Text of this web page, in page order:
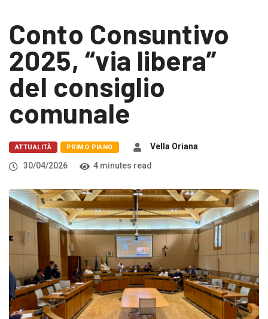
Conto Consuntivo
2025, “via libera”
del consiglio
comunale
ATTUALITÀ PRIMO PIANO
Vella Oriana
30/04/2026
4 minutes read